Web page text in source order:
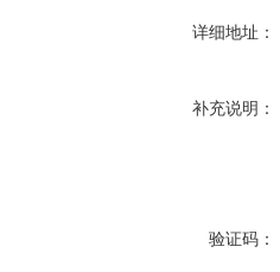
详细地址：
补充说明：
验证码：